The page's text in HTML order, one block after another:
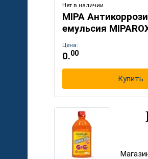
Нет в наличии
MIPA
емульсия
Цена:
0.00
Купить